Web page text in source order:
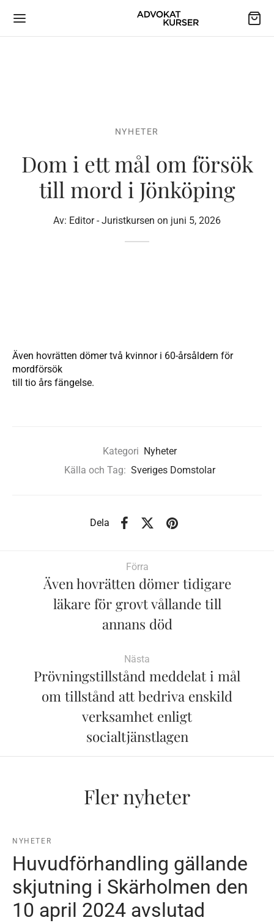
NYHETER
Dom i ett mål om försök
till mord i Jönköping
Av: Editor - Juristkursen on juni 5, 2026
Även hovrätten dömer två kvinnor i 60-årsåldern för
mordförsök
till tio års fängelse.
Kategori Nyheter
Källa och Tag: Sveriges Domstolar
Dela
Förra
Även hovrätten dömer tidigare
läkare för grovt vållande till
annans död
Nästa
Prövningstillstånd meddelat i mål
om tillstånd att bedriva enskild
verksamhet enligt
socialtjänstlagen
Fler nyheter
NYHETER
Huvudförhandling gällande
skjutning i Skärholmen den
10 april 2024 avslutad